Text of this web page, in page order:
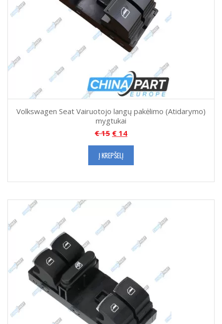
Volkswagen Seat Vairuotojo langų pakėlimo (Atidarymo)
mygtukai
€15 € 14
Į KREPŠELĮ